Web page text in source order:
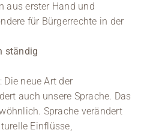
aus erster Hand und
für Bürgerrechte in der
ständig
neue Art der
auch unsere Sprache. Das
Sprache verändert
Einflüsse,